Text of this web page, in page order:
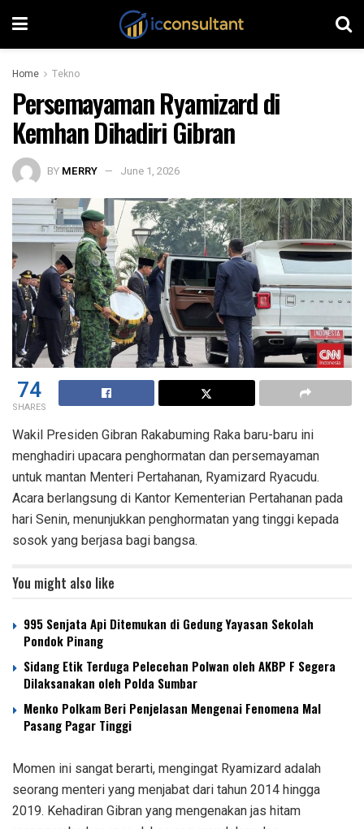
Home Tekno
Persemayaman Ryamizard di
Kemhan Dihadiri Gibran
BY MERRY June 1, 2026
74
SHARES
Wakil Presiden Gibran Rakabuming Raka baru-baru ini
menghadiri upacara penghormatan dan persemayaman
untuk mantan Menteri Pertahanan, Ryamizard Ryacudu.
Acara berlangsung di Kantor Kementerian Pertahanan pada
hari Senin, menunjukkan penghormatan yang tinggi kepada
sosok yang berjasa bagi bangsa.
You might also like
995 Senjata Api Ditemukan di Gedung Yayasan Sekolah
Pondok Pinang
Sidang Etik Terduga Pelecehan Polwan oleh AKBP F Segera
Dilaksanakan oleh Polda Sumbar
Menko Polkam Beri Penjelasan Mengenai Fenomena Mal
Pasang Pagar Tinggi
Momen ini sangat berarti, mengingat Ryamizard adalah
seorang menteri yang menjabat dari tahun 2014 hingga
2019. Kehadiran Gibran yang mengenakan jas hitam